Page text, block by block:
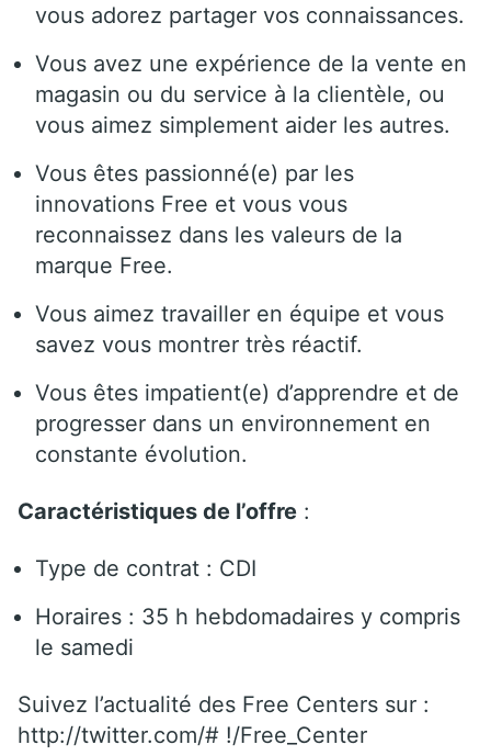
vous adorez partager vos connaissances.
Vous avez une expérience de la vente en
magasin ou du service à la clientèle, ou
vous aimez simplement aider les autres.
Vous êtes passionné(e) par les
innovations Free et vous vous
reconnaissez dans les valeurs de la
marque Free.
Vous aimez travailler en équipe et vous
savez vous montrer très réactif.
Vous êtes impatient(e) d’apprendre et de
progresser dans un environnement en
constante évolution.
Caractéristiques de l’offre :
Type de contrat : CDI
Horaires : 35 h hebdomadaires y compris
le samedi
Suivez l’actualité des Free Centers sur :
http://twitter.com/# !/Free_Center